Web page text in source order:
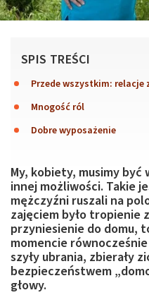
SPIS TREŚCI
Przede wszystkim: relacje
Mnogość ról
Dobre wyposażenie
My, kobiety, musimy być
innej możliwości. Takie
mężczyźni ruszali na
zajęciem było tropienie
przyniesienie do domu,
momencie
szyły ubrania, zbierały
bezpieczeństwem
głowy.